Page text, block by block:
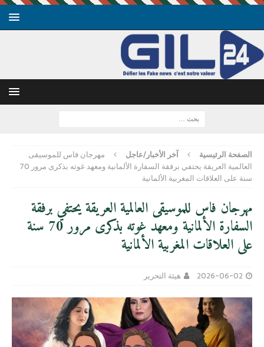
الصفحة الرئيسية آخر الأخبار/عاجل
مهرجان فاس للموسيقى
العالمية العريقة يحتفي برفقة السفارة الألمانية ومعهد غوته بذكرى مرور 70
سنة على العلاقات المغربية الألمانية
مهرجان فاس للموسيقى العالمية العريقة يحتفي برفقة
السفارة الألمانية ومعهد غوته بذكرى مرور 70 سنة
على العلاقات المغربية الألمانية
2026-06-02 هيئة التحرير